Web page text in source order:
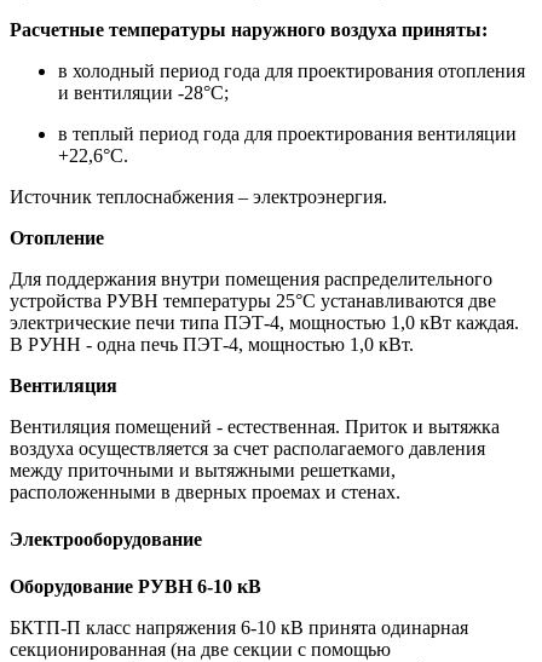
Расчетные температуры наружного воздуха приняты:
в холодный период года для проектирования отопления
и вентиляции -28°С;
в теплый период года для проектирования вентиляции
+22,6°С.
Источник теплоснабжения – электроэнергия.
Отопление
Для поддержания внутри помещения распределительного
устройства РУВН температуры 25°С устанавливаются две
электрические печи типа ПЭТ-4, мощностью 1,0 кВт каждая.
В РУНН - одна печь ПЭТ-4, мощностью 1,0 кВт.
Вентиляция
Вентиляция помещений - естественная. Приток и вытяжка
воздуха осуществляется за счет располагаемого давления
между приточными и вытяжными решетками,
расположенными в дверных проемах и стенах.
Электрооборудование
Оборудование РУВН 6-10 кВ
БКТП-П класс напряжения 6-10 кВ принята одинарная
секционированная (на две секции с помощью